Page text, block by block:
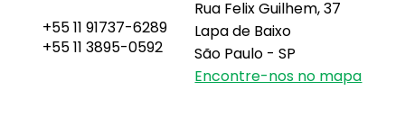
+55 11 91737-6289
+55 11 3895-0592
Rua Felix Guilhem, 37
Lapa de Baixo
São Paulo - SP
Encontre-nos no mapa